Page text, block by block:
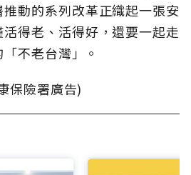
動的系列改革正織起一張安
得老、活得好，還要一起走
不老台灣」。
保險署廣告)